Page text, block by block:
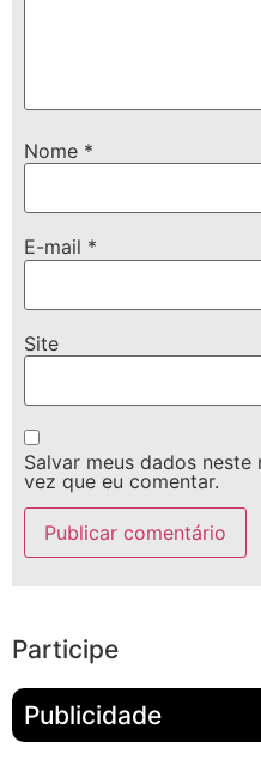
Nome *
E-mail *
Site
Salvar meus dados
vez que eu comentar.
Participe
Publicidade